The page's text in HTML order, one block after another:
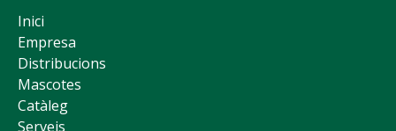
Inici
Empresa
Distribucions
Mascotes
Catàleg
Serveis